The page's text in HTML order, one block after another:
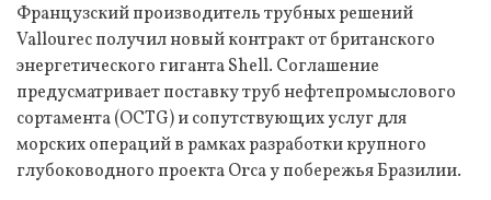
Французский производитель трубных решений
Vallourec получил новый контракт от британского
энергетического гиганта Shell. Соглашение
предусматривает поставку труб нефтепромыслового
сортамента (OCTG) и сопутствующих услуг для
морских операций в рамках разработки крупного
глубоководного проекта Orca у побережья Бразилии.